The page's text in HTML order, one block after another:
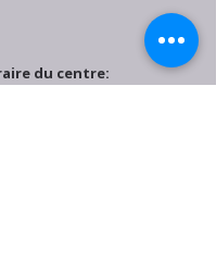
du centre: